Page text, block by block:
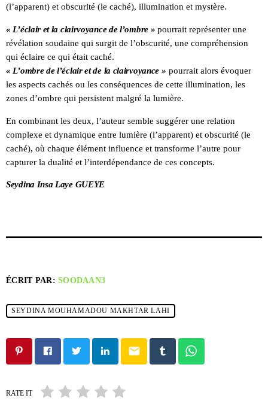
(l’apparent) et obscurité (le caché), illumination et mystère.
« L’éclair et la clairvoyance de l’ombre » pourrait représenter une
révélation soudaine qui surgit de l’obscurité, une compréhension
qui éclaire ce qui était caché.
« L’ombre de l’éclair et de la clairvoyance » pourrait alors évoquer
les aspects cachés ou les conséquences de cette illumination, les
zones d’ombre qui persistent malgré la lumière.
En combinant les deux, l’auteur semble suggérer une relation
complexe et dynamique entre lumière (l’apparent) et obscurité (le
caché), où chaque élément influence et transforme l’autre pour
capturer la dualité et l’interdépendance de ces concepts.
Seydina Insa Laye GUEYE
ÉCRIT PAR:SOODAAN3
SEYDINA MOUHAMADOU MAKHTAR LAHI
email
RATE IT